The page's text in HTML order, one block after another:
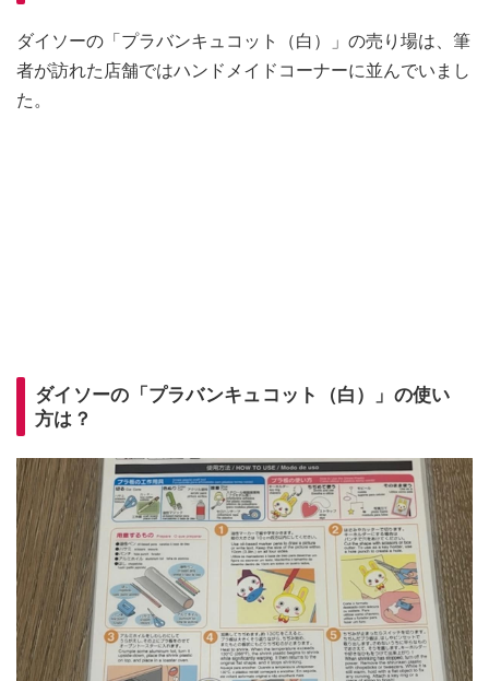
ダイソーの「プラバンキュコット（白）」の売り場は、筆
者が訪れた店舗ではハンドメイドコーナーに並んでいまし
た。
ダイソーの「プラバンキュコット（白）」の使い
方は？